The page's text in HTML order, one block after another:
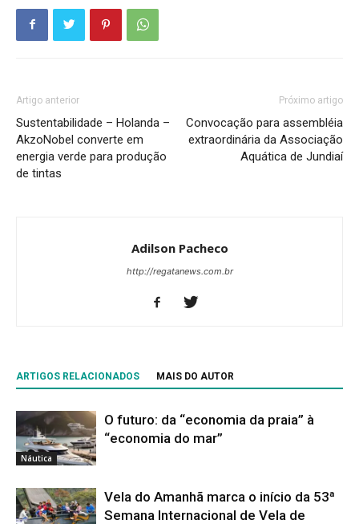
Artigo anterior
Sustentabilidade – Holanda –
AkzoNobel converte em
energia verde para produção
de tintas
Próximo artigo
Convocação para assembléia
extraordinária da Associação
Aquática de Jundiaí
Adilson Pacheco
http://regatanews.com.br
ARTIGOS RELACIONADOS MAIS DO AUTOR
Náutica
O futuro: da “economia da praia” à
“economia do mar”
Vela do Amanhã marca o início da 53ª
Semana Internacional de Vela de